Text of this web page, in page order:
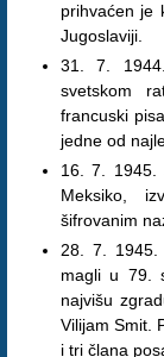
prihvaćen je
Jugoslaviji.
31. 7.
svetskom
francuski
jedne od
16. 7. 1945.
Meksiko,
šifrovanim
28. 7. 1945.
magli u 79.
najvišu
Vilijam Smit.
i tri člana